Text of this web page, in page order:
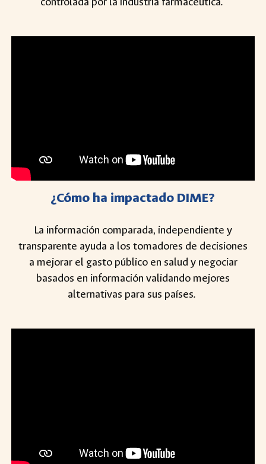
¿Cómo ha impactado DIME?
La información comparada, independiente y
transparente ayuda a los tomadores de decisiones
a mejorar el gasto público en salud y negociar
basados en información validando mejores
alternativas para sus países.